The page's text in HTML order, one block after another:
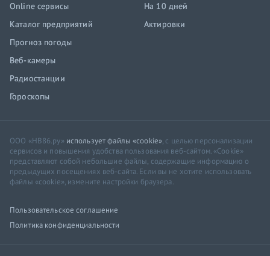
Online сервисы
Каталог предприятий
Прогноз погоды
Веб-камеры
Радиостанции
Гороскопы
На 10 дней
Актировки
ООО «НВ86.ру» использует файлы «cookie», с целью персонализации
сервисов и повышения удобства пользования веб-сайтом. «Cookie»
представляют собой небольшие файлы, содержащие информацию о
предыдущих посещениях веб-сайта. Если вы не хотите использовать
файлы «cookie», измените настройки браузера.
Пользовательское соглашение
Политика конфиденциальности